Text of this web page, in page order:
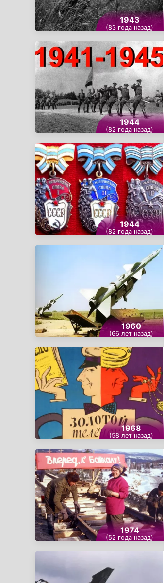
1943
(83 года назад)
1944
(82 года назад)
1944
(82 года назад)
1960
(66 лет назад)
1968
(58 лет назад)
1974
(52 года назад)